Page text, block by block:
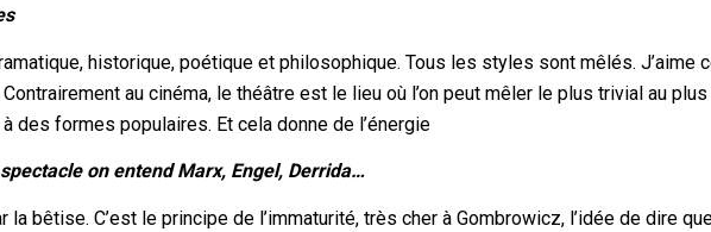
historique, poétique et philosophique. Tous les styles sont mêlés. J’aime
au cinéma, le théâtre est le lieu où l’on peut mêler le plus trivial au plus
des formes populaires. Et cela donne de l’énergie
on entend Marx, Engel, Derrida…
bêtise. C’est le principe de l’immaturité, très cher à Gombrowicz, l’idée de dire